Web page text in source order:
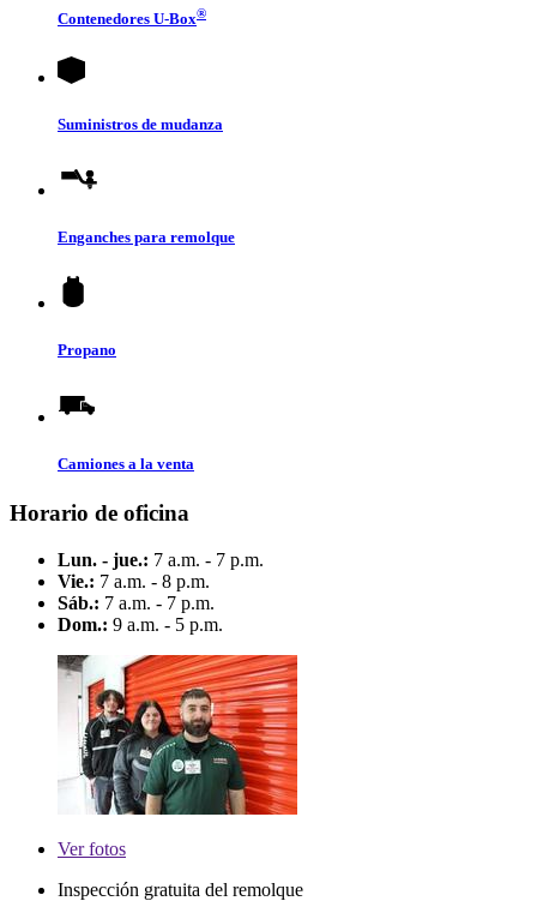
Contenedores U-Box®
Suministros de mudanza
Enganches para remolque
Propano
Camiones a la venta
Horario de oficina
Lun. - jue.: 7 a.m. - 7 p.m.
Vie.: 7 a.m. - 8 p.m.
Sáb.: 7 a.m. - 7 p.m.
Dom.: 9 a.m. - 5 p.m.
Verfotos
Inspección gratuita del remolque